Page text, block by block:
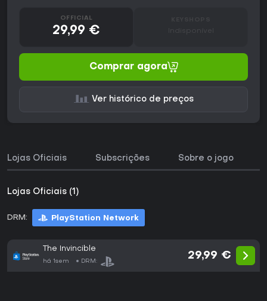
OFFICIAL
29,99 € Indisponível
Comprar agora
Ver histórico de preços
Lojas Oficiais Subscrições Sobre o jogo
Lojas Oficiais (1)
DRM: PlayStation Network
The Invincible
há 1sem DRM:
29,99 €